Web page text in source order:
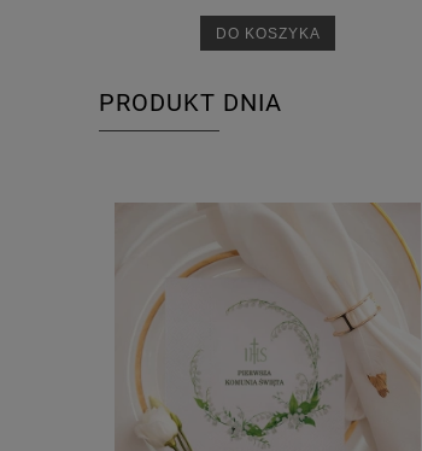
DO KOSZYKA
PRODUKT DNIA